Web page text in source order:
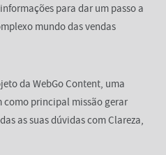
para dar um passo a
mundo das vendas
da WebGo Content, uma
como principal missão gerar
as suas dúvidas com Clareza,